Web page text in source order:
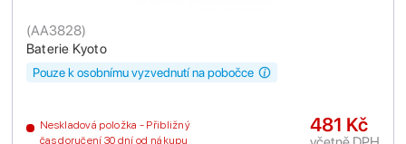
Baterie Kyoto
(AA3828)
Neskladová položka - Přibližný
čas doručení 30 dní od nákupu
Pouze k osobnímu vyzvednutí na pobočce
481 Kč